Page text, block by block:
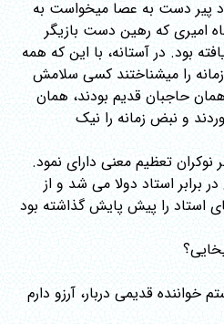
پیر دست به عصا میخواست به
امیری که رهین دست بازیگر
بود. در آستانه، با این که همه
را میشناختند کسی سلامش
حاجبان قدیم بودند، همان
و نبض زمانه را نیک
نوکران تعظیم معنی دارای نمود.
برابر استاد دولا می شد و از
استاد را پیش پایش گذاشته بود
قدیمی دربار، آرزو دارم